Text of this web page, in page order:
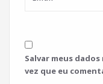
Salvar meus
vez que eu